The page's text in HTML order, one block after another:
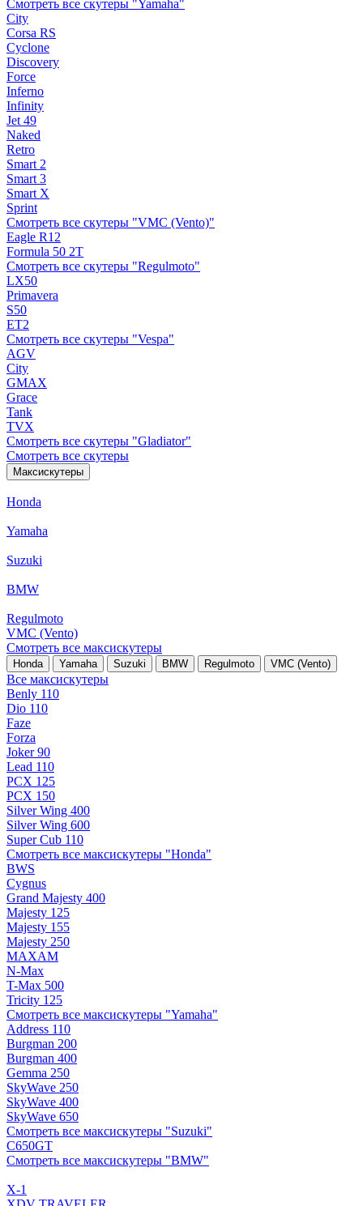
Смотреть все скутеры "Yamaha"
City
Corsa RS
Cyclone
Discovery
Force
Inferno
Infinity
Jet 49
Naked
Retro
Smart 2
Smart 3
Smart X
Sprint
Смотреть все скутеры "VMC (Vento)"
Eagle R12
Formula 50 2Т
Смотреть все скутеры "Regulmoto"
LX50
Primavera
S50
ET2
Смотреть все скутеры "Vespa"
AGV
City
GMAX
Grace
Tank
TVX
Смотреть все скутеры "Gladiator"
Смотреть все скутеры
Максискутеры
Honda
Yamaha
Suzuki
BMW
Regulmoto
VMC (Vento)
Смотреть все максискутеры
Honda Yamaha Suzuki BMW Regulmoto VMC (Vento)
Все максискутеры
Benly 110
Dio 110
Faze
Forza
Joker 90
Lead 110
PCX 125
PCX 150
Silver Wing 400
Silver Wing 600
Super Cub 110
Смотреть все максискутеры "Honda"
BWS
Cygnus
Grand Majesty 400
Majesty 125
Majesty 155
Majesty 250
MAXAM
N-Max
T-Max 500
Tricity 125
Смотреть все максискутеры "Yamaha"
Address 110
Burgman 200
Burgman 400
Gemma 250
SkyWave 250
SkyWave 400
SkyWave 650
Смотреть все максискутеры "Suzuki"
C650GT
Смотреть все максискутеры "BMW"
X-1